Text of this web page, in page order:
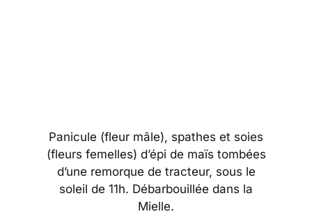
Panicule (fleur mâle), spathes et soies
(fleurs femelles) d’épi de maïs tombées
d’une remorque de tracteur, sous le
soleil de 11h. Débarbouillée dans la
Mielle.